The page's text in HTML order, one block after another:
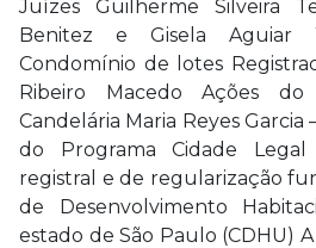
Juízes Guilherme Silveira
Benitez e Gisela Aguiar
Condomínio de lotes
Ribeiro Macedo Ações
Candelária Maria Reyes Garcia
do Programa Cidade
registral e de regularização
de Desenvolvimento
estado de São Paulo (CDHU)